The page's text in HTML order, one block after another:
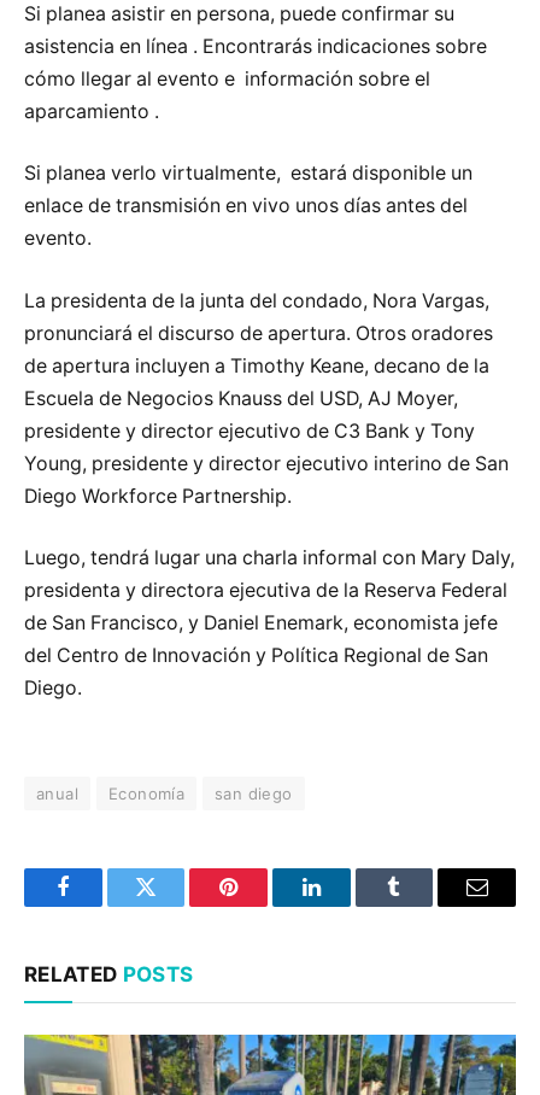
Si planea asistir en persona, puede confirmar su
asistencia en línea . Encontrarás indicaciones sobre
cómo llegar al evento e información sobre el
aparcamiento .
Si planea verlo virtualmente, estará disponible un
enlace de transmisión en vivo unos días antes del
evento.
La presidenta de la junta del condado, Nora Vargas,
pronunciará el discurso de apertura. Otros oradores
de apertura incluyen a Timothy Keane, decano de la
Escuela de Negocios Knauss del USD, AJ Moyer,
presidente y director ejecutivo de C3 Bank y Tony
Young, presidente y director ejecutivo interino de San
Diego Workforce Partnership.
Luego, tendrá lugar una charla informal con Mary Daly,
presidenta y directora ejecutiva de la Reserva Federal
de San Francisco, y Daniel Enemark, economista jefe
del Centro de Innovación y Política Regional de San
Diego.
anual Economía san diego
FacebookTwitter Pinterest LinkedInTumblr Email
RELATED POSTS